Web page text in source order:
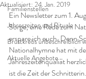
Familienstellen
Jahreszeiten und Rituale
Brustkrebs unbeschreiblich
Aktuelle Angebote
Aktualisiert: 24. Jan. 2019
Ein Newsletter zum 1.
Sorge, eine Rede zum
erspare ich euch. Denn
Nationalhymne hat mit
Jahreszeitenqualiät
ist die Zeit der Schnitterin.